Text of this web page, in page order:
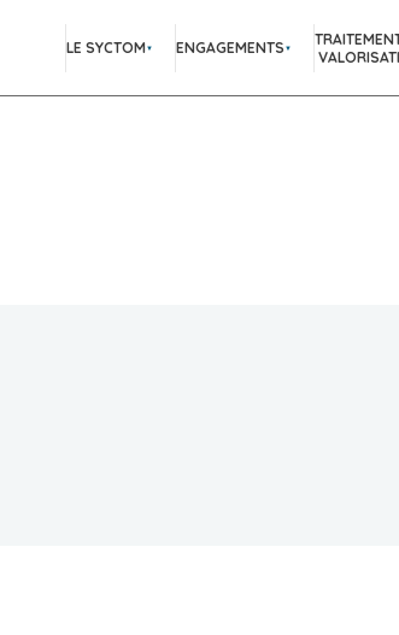
LE SYCTOM ENGAGEMENTS